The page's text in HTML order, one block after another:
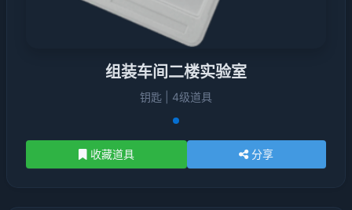
组装车间二楼实验室
钥匙 | 4级道具
收藏道具 分享